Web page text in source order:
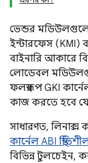
ভেন্ডর
ইন্টারফেস (KMI)
বাইনারি আকারে
লোডেবল
ফলস্বরূপ GKI
কাজ করতে হবে
সাধারণত, লিনাক্স
কার্নেল ABI
বিভিন্ন টুলচেইন,